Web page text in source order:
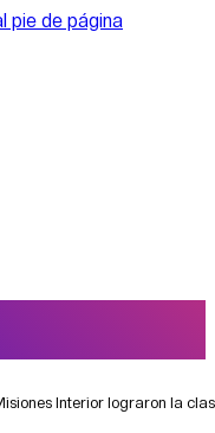
pie de página
Interior lograron la